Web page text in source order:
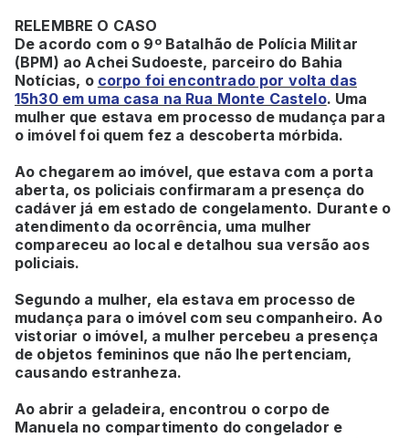
RELEMBRE O CASO
De acordo com o 9º Batalhão de Polícia Militar
(BPM) ao Achei Sudoeste, parceiro do Bahia
Notícias, o corpo foi encontrado por volta das
15h30 em uma casa na Rua Monte Castelo. Uma
mulher que estava em processo de mudança para
o imóvel foi quem fez a descoberta mórbida.
Ao chegarem ao imóvel, que estava com a porta
aberta, os policiais confirmaram a presença do
cadáver já em estado de congelamento. Durante o
atendimento da ocorrência, uma mulher
compareceu ao local e detalhou sua versão aos
policiais.
Segundo a mulher, ela estava em processo de
mudança para o imóvel com seu companheiro. Ao
vistoriar o imóvel, a mulher percebeu a presença
de objetos femininos que não lhe pertenciam,
causando estranheza.
Ao abrir a geladeira, encontrou o corpo de
Manuela no compartimento do congelador e